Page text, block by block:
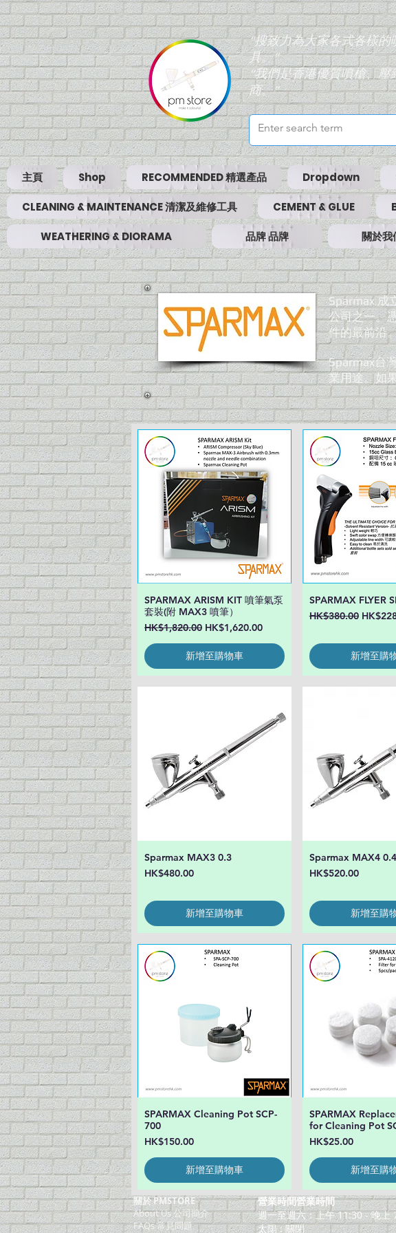
“搜致力為大家各式各樣
具。”
“我們是香港優質噴槍、
商。”
主頁 Shop RECOMMENDED 精選產品 Dropdown
CLEANING & MAINTENANCE 清潔及維修工具 CEMENT & GLUE
WEATHERING & DIORAMA 品牌 品牌 關於我
Sparmax 成
公司之一。
件的最前沿
Sparmax台
業用途。如
快速瀏覽
SPARMAX ARISM KIT 噴筆氣泵
套裝(附 MAX3 噴筆）
一般價格
HK$1,820.00 促銷價格
HK$1,620.00
新增至購物車
快速瀏
SPARMAX FLYER
一般價格
HK$380.00 促銷價
新增至購
快速瀏覽
Sparmax MAX3 0.3
價格
HK$480.00
新增至購物車
快速瀏覽
Sparmax MAX4 0.4
價格
HK$520.00
新增至購
快速瀏覽
SPARMAX Cleaning Pot SCP-
700
價格
HK$150.00
新增至購物車
快速瀏
SPARMAX
for Cleaning Pot
價格
HK$25.00
新增至購
關於 PMSTORE
About Us 公司簡介
FAQs 常見問題
營業時間營業時間
週一至週六：上午 11:30 - 晚上
太陽 : 關閉